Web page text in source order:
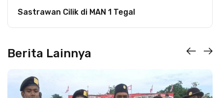
Sastrawan Cilik di MAN 1 Tegal
Berita Lainnya